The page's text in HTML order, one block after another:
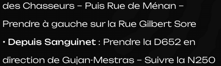
des Chasseurs – Puis Rue de Ménan –
Prendre à gauche sur la Rue Gilbert Sore
• Depuis Sanguinet: Prendre la D652 en
direction de Gujan-Mestras – Suivre la N250